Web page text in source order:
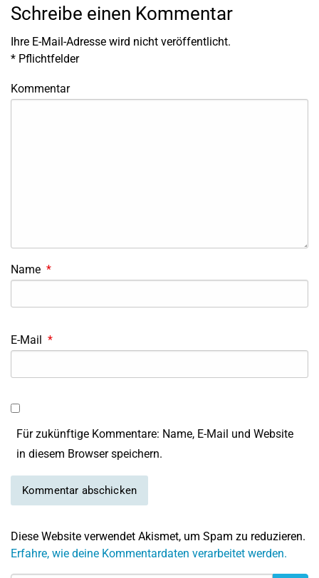
Schreibe einen Kommentar
Ihre E-Mail-Adresse wird nicht veröffentlicht.
* Pflichtfelder
Kommentar
Name *
E-Mail *
Für zukünftige Kommentare: Name, E-Mail und Website
in diesem Browser speichern.
Diese Website verwendet Akismet, um Spam zu reduzieren.
Erfahre, wie deine Kommentardaten verarbeitet werden.